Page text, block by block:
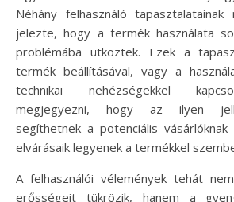
Néhány felhasználó tapasztalatainak
jelezte, hogy a termék használata
problémába ütköztek. Ezek a
termék beállításával, vagy a
technikai nehézségekkel
megjegyezni, hogy az ilyen
segíthetnek a potenciális
elvárásaik legyenek a termékkel
A felhasználói vélemények tehát
erősségeit tükrözik, hanem a